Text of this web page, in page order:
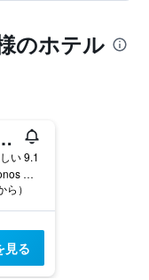
のホテル
ル アテネ
い 9.1
35, Leoforos Possidonos Avenue, パレオ・ファリロ, ギリシャ
）
見る